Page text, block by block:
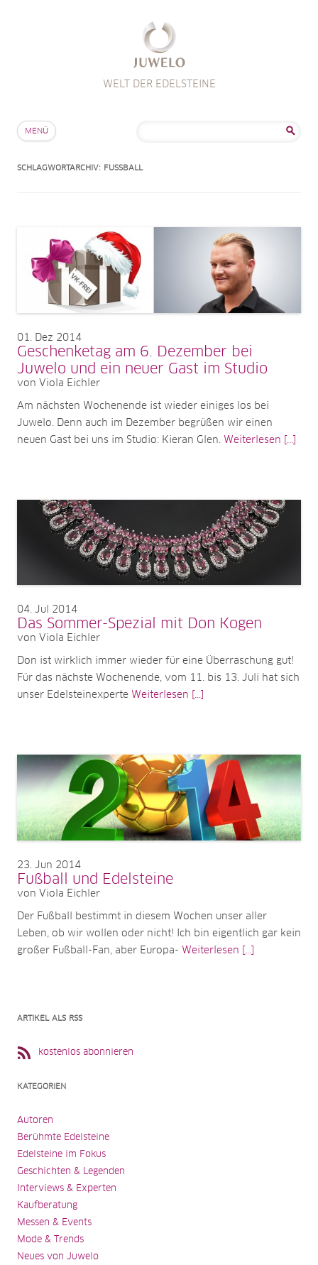
WELT DER EDELSTEINE
MENÜ
SCHLAGWORTARCHIV: FUSSBALL
01 Dez 2014
Geschenketag am 6. Dezember bei
Juwelo und ein neuer Gast im Studio
von Viola Eichler
Am nächsten Wochenende ist wieder einiges los bei
Juwelo. Denn auch im Dezember begrüßen wir einen
neuen Gast bei uns im Studio: Kieran Glen. Weiterlesen [...]
04 Jul 2014
Das Sommer-Spezial mit Don Kogen
von Viola Eichler
Don ist wirklich immer wieder für eine Überraschung gut!
Für das nächste Wochenende, vom 11. bis 13. Juli hat sich
unser Edelsteinexperte Weiterlesen [...]
23 Jun 2014
Fußball und Edelsteine
von Viola Eichler
Der Fußball bestimmt in diesem Wochen unser aller
Leben, ob wir wollen oder nicht! Ich bin eigentlich gar kein
großer Fußball-Fan, aber Europa- Weiterlesen [...]
ARTIKEL ALS RSS
kostenlos abonnieren
KATEGORIEN
Autoren
Berühmte Edelsteine
Edelsteine im Fokus
Geschichten & Legenden
Interviews & Experten
Kaufberatung
Messen & Events
Mode & Trends
Neues von Juwelo